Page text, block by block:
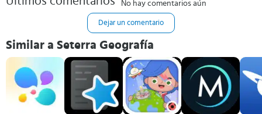
No hay comentarios aún
Dejar un comentario
Similar a Seterra Geografía